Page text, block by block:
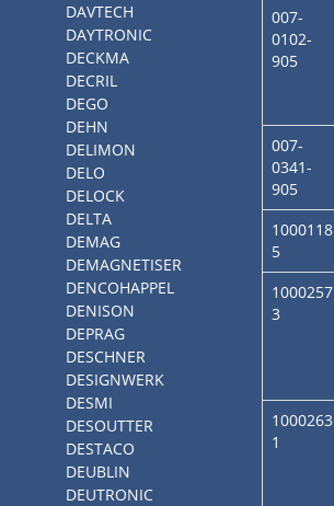
DAVTECH
DAYTRONIC
DECKMA
DECRIL
DEGO
DEHN
DELIMON
DELO
DELOCK
DELTA
DEMAG
DEMAGNETISER
DENCOHAPPEL
DENISON
DEPRAG
DESCHNER
DESIGNWERK
DESMI
DESOUTTER
DESTACO
DEUBLIN
DEUTRONIC
007-
0102-
905
007-
0341-
905
1000118
5
1000257
3
1000263
1